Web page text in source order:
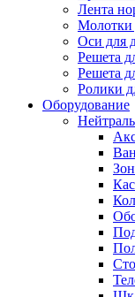
Лента
Молотки
Оси для
Решета
Решета
Ролики
Оборудование